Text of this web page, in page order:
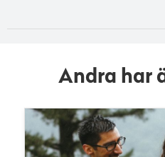
Andra har